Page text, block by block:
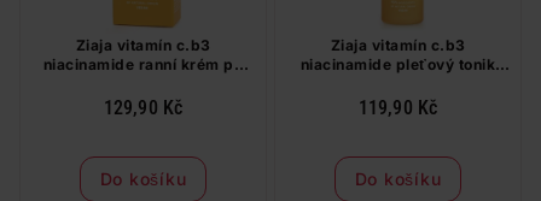
Ziaja vitamín c.b3
niacinamide ranní krém po
129,90 Kč
Do košíku
Ziaja vitamín c.b3
niacinamide pleťový tonik
119,90 Kč
Do košíku